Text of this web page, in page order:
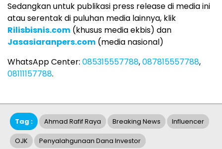
Sedangkan untuk publikasi press release di media ini
atau serentak di puluhan media lainnya, klik
Rilisbisnis.com (khusus media ekbis) dan
Jasasiaranpers.com (media nasional)
WhatsApp Center: 085315557788,087815557788,
08111157788.
Tag : Ahmad Rafif Raya Breaking News Influencer
OJK Penyalahgunaan Dana Investor